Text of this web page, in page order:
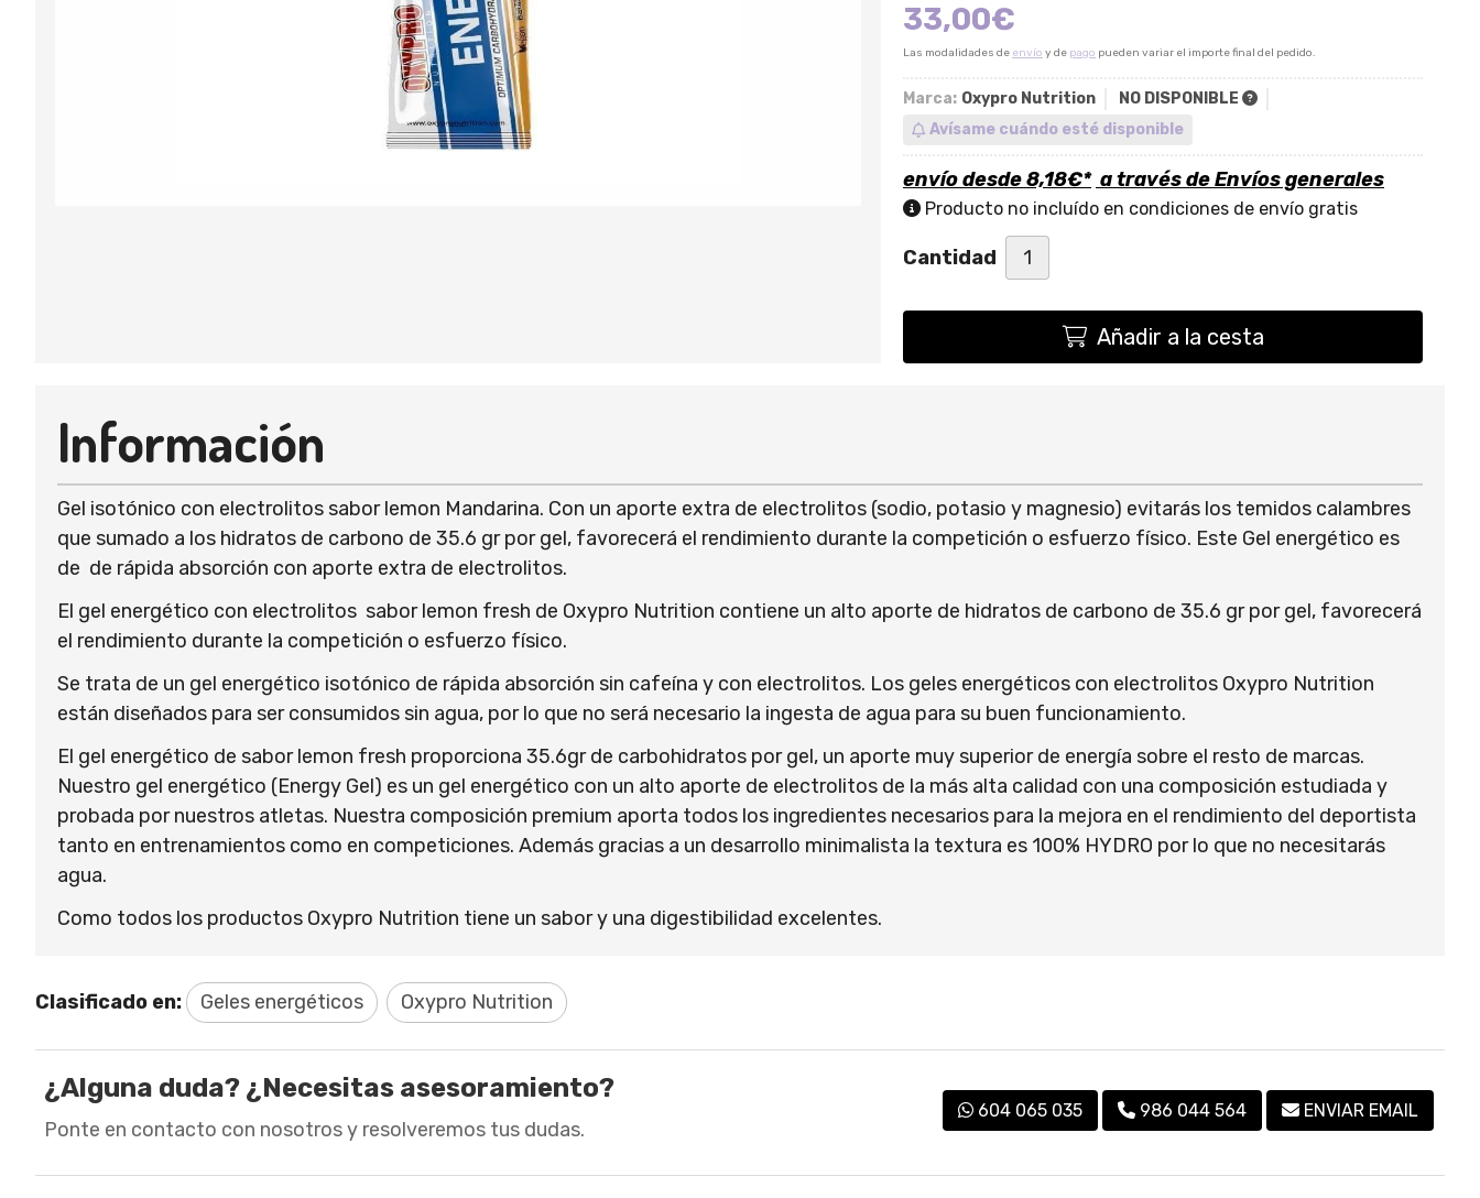
33,00€
Las modalidades de envío y de pago pueden variar el importe final del pedido.
Marca: Oxypro Nutrition
NO DISPONIBLE
Avísame cuándo esté disponible
envío desde8,18€* a través deEnvíos generales
Producto no incluído en condiciones de envío gratis
Cantidad
Añadir a la cesta
Información
Gel isotónico con electrolitos sabor lemon Mandarina. Con un aporte extra de electrolitos (sodio, potasio y magnesio) evitarás los temidos calambres
que sumado a los hidratos de carbono de 35.6 gr por gel, favorecerá el rendimiento durante la competición o esfuerzo físico. Este Gel energético es
de de rápida absorción con aporte extra de electrolitos.
El gel energético con electrolitos sabor lemon fresh de Oxypro Nutrition contiene un alto aporte de hidratos de carbono de 35.6 gr por gel, favorecerá
el rendimiento durante la competición o esfuerzo físico.
Se trata de un gel energético isotónico de rápida absorción sin cafeína y con electrolitos. Los geles energéticos con electrolitos Oxypro Nutrition
están diseñados para ser consumidos sin agua, por lo que no será necesario la ingesta de agua para su buen funcionamiento.
El gel energético de sabor lemon fresh proporciona 35.6gr de carbohidratos por gel, un aporte muy superior de energía sobre el resto de marcas.
Nuestro gel energético (Energy Gel) es un gel energético con un alto aporte de electrolitos de la más alta calidad con una composición estudiada y
probada por nuestros atletas. Nuestra composición premium aporta todos los ingredientes necesarios para la mejora en el rendimiento del deportista
tanto en entrenamientos como en competiciones. Además gracias a un desarrollo minimalista la textura es 100% HYDRO por lo que no necesitarás
agua.
Como todos los productos Oxypro Nutrition tiene un sabor y una digestibilidad excelentes.
Clasificado en: Geles energéticos Oxypro Nutrition
¿Alguna duda? ¿Necesitas asesoramiento?
Ponte en contacto con nosotros y resolveremos tus dudas.
604 065 035 986 044 564 ENVIAR EMAIL